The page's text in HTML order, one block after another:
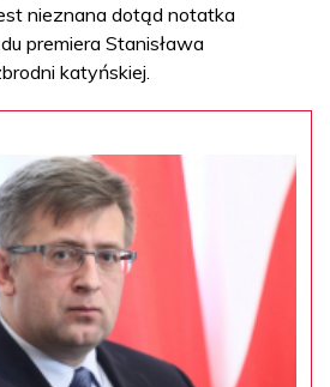
nieznana dotąd notatka
premiera Stanisława
katyńskiej.